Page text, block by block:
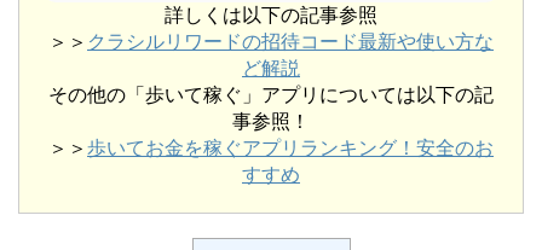
詳しくは以下の記事参照
＞＞ クラシルリワードの招待コード最新や使い方な
ど解説
その他の「歩いて稼ぐ」アプリについては以下の記
事参照！
＞＞ 歩いてお金を稼ぐアプリランキング！安全のお
すすめ